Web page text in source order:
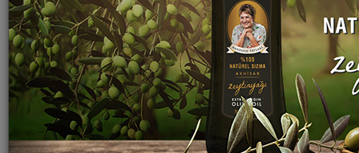
Favori tarifi yok:(